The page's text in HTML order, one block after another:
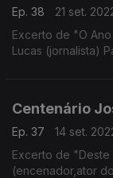
Ep. 38
21 set.
Excerto de "O
Lucas (jornalista)
Centenário
Ep. 37
14 set.
Excerto de "Deste
(encenador,ator